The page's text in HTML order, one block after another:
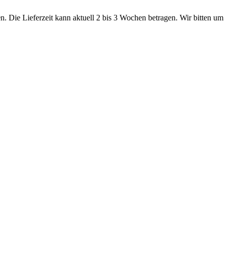
Die Lieferzeit kann aktuell 2 bis 3 Wochen betragen. Wir bitten um